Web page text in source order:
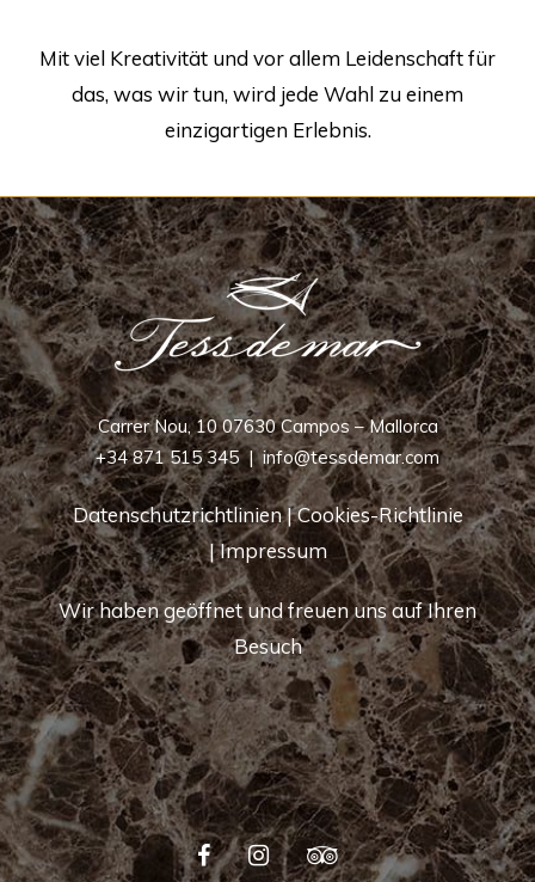
Mit viel Kreativität und vor allem Leidenschaft für
das, was wir tun, wird jede Wahl zu einem
einzigartigen Erlebnis.
Carrer Nou, 10 07630 Campos – Mallorca
+34 871 515 345|info@tessdemar.com
Datenschutzrichtlinien|Cookies-Richtlinie
|Impressum
Wir haben geöffnet und freuen uns auf Ihren
Besuch